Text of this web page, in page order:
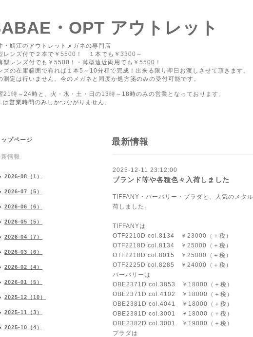
・OPT アウトレット
・鯖江のアウトレットメガネの専門店
レンズ付で２本で￥5500！ １本でも￥3300～
型レンズ付でも￥5500！・薄型遠近両用でも￥5500！
ズの在庫範囲で有れば１本5～10分程で完成！出来る限り即日お渡しさせて頂きます。
測定は行いません。今のメガネと同度か処方箋のみの受付可能です。
21時～24時と、火・水・土・日の13時～18時のみの営業となっております。
は営業時間のみしかつながりません。
最新情報
2025-12-11 23:12:00
ブランド等や各種色々入荷しました
TIFFANY・バーバリー・プラダと、人気のメタ
荷しました。
TIFFANYは
OTF2210D col.8134 ￥23000（＋税）
OTF2218D col.8134 ￥25000（＋税）
OTF2218D col.8015 ￥25000（＋税）
OTF2225D col.8285 ￥24000（＋税）
バーバリーは
OBE2371D col.3853 ￥18000（＋税）
OBE2371D col.4102 ￥18000（＋税）
OBE2381D col.4041 ￥18000（＋税）
OBE2381D col.3001 ￥18000（＋税）
OBE2382D col.3001 ￥19000（＋税）
プラダは
ップページ
情報
2026-08（1）
2026-07（5）
2026-06（6）
2026-05（5）
2026-04（7）
2026-03（6）
2026-02（4）
2026-01（5）
2025-12（10）
2025-11（3）
2025-10（4）